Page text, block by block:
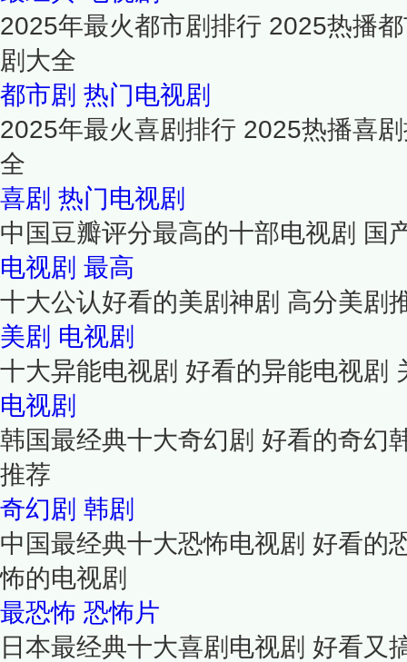
2025年最火都市剧排行 2025热播
剧大全
都市剧 热门电视剧
2025年最火喜剧排行 2025热播喜
全
喜剧 热门电视剧
中国豆瓣评分最高的十部电视剧 国
电视剧 最高
十大公认好看的美剧神剧 高分美剧
美剧 电视剧
十大异能电视剧 好看的异能电视剧
电视剧
韩国最经典十大奇幻剧 好看的奇幻
推荐
奇幻剧 韩剧
中国最经典十大恐怖电视剧 好看的
怖的电视剧
最恐怖 恐怖片
日本最经典十大喜剧电视剧 好看又